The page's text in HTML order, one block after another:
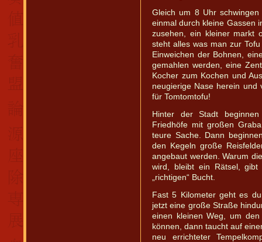
Gleich um 8 Uhr
einmal durch kleine Gassen
zusehen, ein kleiner markt
steht alles was man zur
Einweichen der Bohnen,
gemahlen werden, eine
Kocher zum Kochen und
neugierige Nase herein und
für Tomtomtofu!
Hinter der Stadt beginnen
Friedhöfe mit großen
teure Sache. Dann
den Kegeln große
angebaut werden. Warum
wird, bleibt ein Rätsel,
„richtigen“ Bucht.
Fast 5 Kilometer geht es
jetzt eine große Straße
einen kleinen Weg, um
können, dann taucht auf
neu errichteter